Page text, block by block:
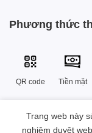
Phương thức
QR code Tiền mặt
Công Ty
Trang web này
nghiệm duyệt